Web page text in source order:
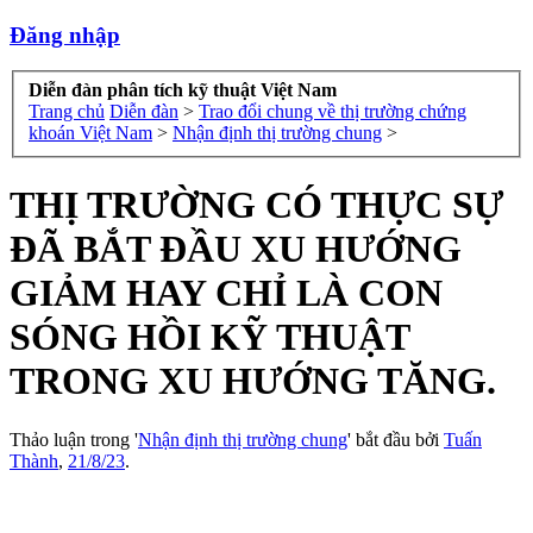
Đăng nhập
Diễn đàn phân tích kỹ thuật Việt Nam
Trang chủ Diễn đàn > Trao đổi chung về thị trường chứng
khoán Việt Nam > Nhận định thị trường chung >
THỊ TRƯỜNG CÓ THỰC SỰ
ĐÃ BẮT ĐẦU XU HƯỚNG
GIẢM HAY CHỈ LÀ CON
SÓNG HỒI KỸ THUẬT
TRONG XU HƯỚNG TĂNG.
Thảo luận trong 'Nhận định thị trường chung' bắt đầu bởi Tuấn
Thành, 21/8/23.